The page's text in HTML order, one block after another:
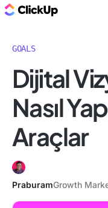
GOALS
Dijital
Nasıl
Araçlar
PraburamGrowth